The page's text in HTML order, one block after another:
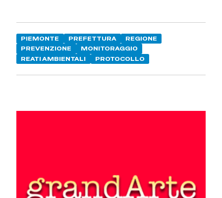
PIEMONTE PREFETTURA
REGIONE
PREVENZIONE
MONITORAGGIO
REATI AMBIENTALI
PROTOCOLLO